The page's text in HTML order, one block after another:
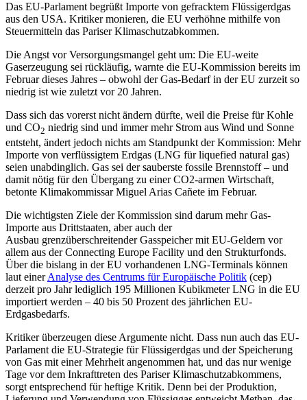
Das EU-Parlament begrüßt Importe von gefracktem Flüssigerdgas
aus den USA. Kritiker monieren, die EU verhöhne mithilfe von
Steuermitteln das Pariser Klimaschutzabkommen.
Die Angst vor Versorgungsmangel geht um: Die EU-weite
Gaserzeugung sei rückläufig, warnte die EU-Kommission bereits im
Februar dieses Jahres – obwohl der Gas-Bedarf in der EU zurzeit so
niedrig ist wie zuletzt vor 20 Jahren.
Dass sich das vorerst nicht ändern dürfte, weil die Preise für Kohle
und CO2 niedrig sind und immer mehr Strom aus Wind und Sonne
entsteht, ändert jedoch nichts am Standpunkt der Kommission: Mehr
Importe von verflüssigtem Erdgas (LNG für liquefied natural gas)
seien unabdinglich. Gas sei der sauberste fossile Brennstoff – und
damit nötig für den Übergang zu einer CO2-armen Wirtschaft,
betonte Klimakommissar Miguel Arias Cañete im Februar.
Die wichtigsten Ziele der Kommission sind darum mehr Gas-
Importe aus Drittstaaten, aber auch der
Ausbau grenzüberschreitender Gasspeicher mit EU-Geldern vor
allem aus der Connecting Europe Facility und den Strukturfonds.
Über die bislang in der EU vorhandenen LNG-Terminals können
laut einerAnalyse des Centrums für Europäische Politik (cep)
derzeit pro Jahr lediglich 195 Millionen Kubikmeter LNG in die EU
importiert werden – 40 bis 50 Prozent des jährlichen EU-
Erdgasbedarfs.
Kritiker überzeugen diese Argumente nicht. Dass nun auch das EU-
Parlament die EU-Strategie für Flüssigerdgas und der Speicherung
von Gas mit einer Mehrheit angenommen hat, und das nur wenige
Tage vor dem Inkrafttreten des Pariser Klimaschutzabkommens,
sorgt entsprechend für heftige Kritik. Denn bei der Produktion,